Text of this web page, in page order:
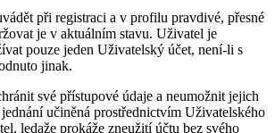
při registraci a v profilu pravdivé, přesné
je v aktuálním stavu. Uživatel je
pouze jeden Uživatelský účet, není-li s
jinak.
své přístupové údaje a neumožnit jejich
učiněná prostřednictvím Uživatelského
ledaže prokáže zneužití účtu bez svého